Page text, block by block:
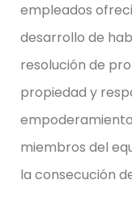
empleados
desarrollo de
resolución de
propiedad y
miembros del
la consecución